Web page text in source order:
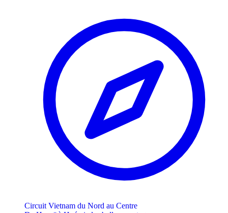
Circuit Vietnam du Nord au Centre